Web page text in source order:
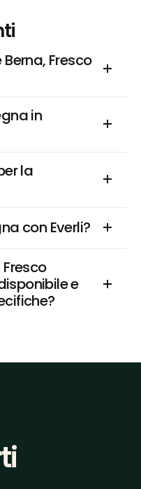
Fresco
in
la
con Everli?
e